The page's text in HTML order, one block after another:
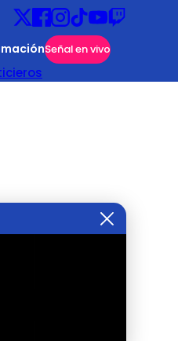
Señal en vivo